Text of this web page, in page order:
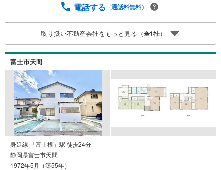
電話する （通話料無料）
取り扱い不動産会社をもっと見る（全1社）
富士市天間
身延線 「富士根」駅 徒歩24分
静岡県富士市天間
1972年5月（築55年）